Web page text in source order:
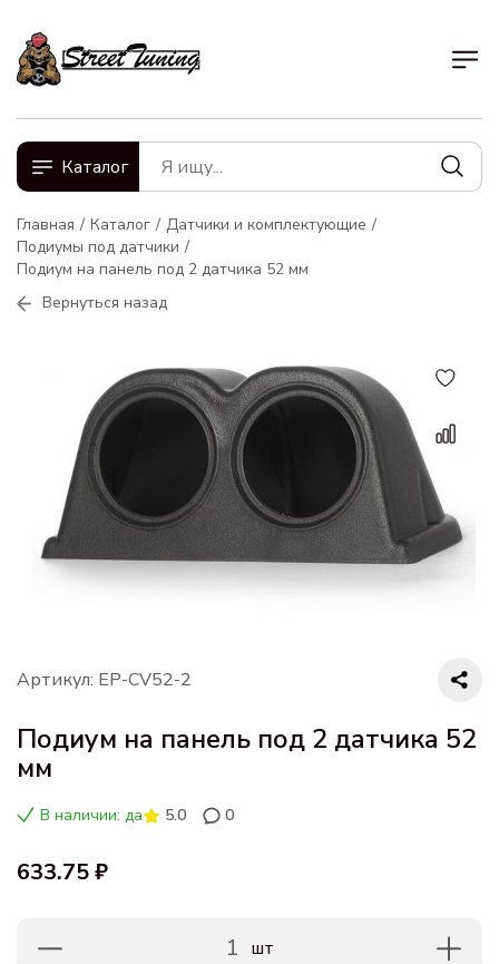
Каталог
Главная Каталог
Датчики и комплектующие
Подиумы под датчики
Подиум на панель под 2 датчика 52 мм
Вернуться назад
Артикул: EP-CV52-2
Подиум на панель под 2 датчика 52
мм
В наличии: да 5.0 0
633.75 ₽
1 шт